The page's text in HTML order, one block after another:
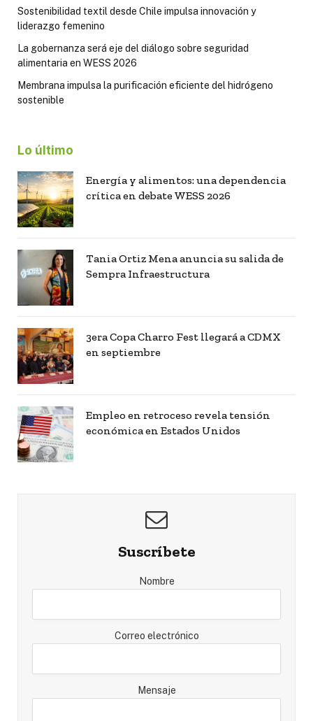
Sostenibilidad textil desde Chile impulsa innovación y
liderazgo femenino
La gobernanza será eje del diálogo sobre seguridad
alimentaria en WESS 2026
Membrana impulsa la purificación eficiente del hidrógeno
sostenible
Lo último
Energía y alimentos: una dependencia
crítica en debate WESS 2026
Tania Ortiz Mena anuncia su salida de
Sempra Infraestructura
3era Copa Charro Fest llegará a CDMX
en septiembre
Empleo en retroceso revela tensión
económica en Estados Unidos
Suscríbete
Nombre
Correo electrónico
Mensaje